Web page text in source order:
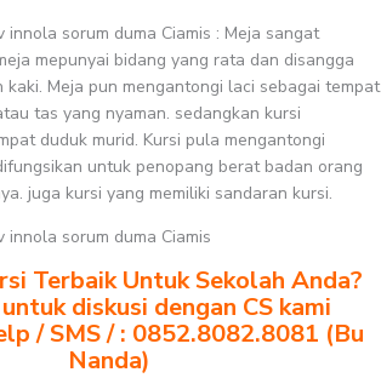
innola sorum duma Ciamis : Meja sangat
mepunyai bidang yang rata dan disangga
kaki. Meja pun mengantongi laci sebagai tempat
tas yang nyaman. sedangkan kursi
duduk murid. Kursi pula mengantongi
untuk penopang berat badan orang
juga kursi yang memiliki sandaran kursi.
innola sorum duma Ciamis
Terbaik Untuk Sekolah Anda?
diskusi dengan CS kami
/ SMS / : 0852.8082.8081 (Bu
Nanda)